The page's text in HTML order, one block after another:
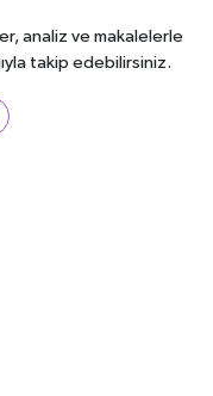
analiz ve makalelerle
takip edebilirsiniz.